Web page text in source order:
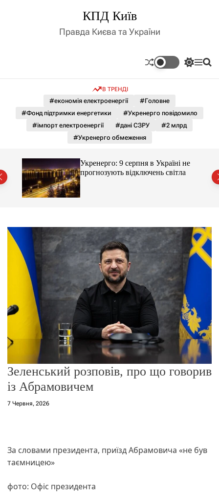
д
КПД Київ
Правда Києва та України
П
к
а
ь
о
р
ж
М П
В ТРЕНДІ
#економія електроенергії
#Головне
#Фонд підтримки енергетики
#Укренерго повідомило
#імпорт електроенергії
#дані СЗРУ
#2 млрд
#Укренерго обмеження
Укренерго: 9 серпня в Україні не
прогнозують відключень світла
Зеленський розповів, про що говорив
із Абрамовичем
7 Червня, 2026
За словами президента, приїзд Абрамовича «не був
таємницею»
фото: Офіс президента